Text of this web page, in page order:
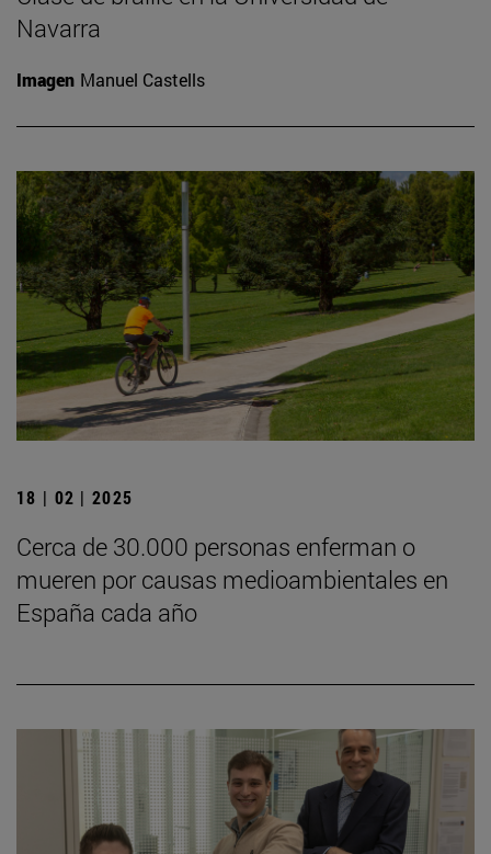
Navarra
Imagen Manuel Castells
18 | 02 | 2025
Cerca de 30.000 personas enferman o
mueren por causas medioambientales en
España cada año